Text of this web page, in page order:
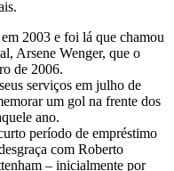
2003 e foi lá que chamou
Arsene Wenger, que o
de 2006.
serviços em julho de
um gol na frente dos
ano.
período de empréstimo
com Roberto
– inicialmente por